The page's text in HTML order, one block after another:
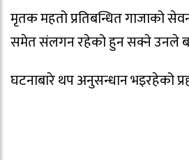
मृतक महतो प्रतिबन्धित गाजाको
समेत संलगन रहेको हुन सक्ने उनले
घटनाबारे थप अनुसन्धान भइरहेको